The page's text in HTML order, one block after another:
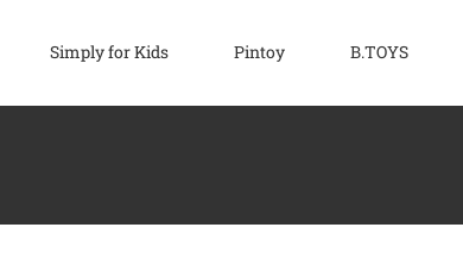
Simply for Kids Pintoy B.TOYS